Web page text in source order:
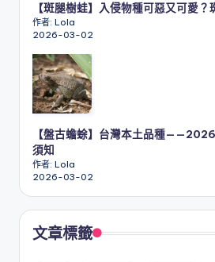
【斑腿樹蛙】入侵物種可惡又可愛
作者: Lola
2026-03-02
【盤古蟾蜍】台灣本土品種
須知
作者: Lola
2026-03-02
文章標籤